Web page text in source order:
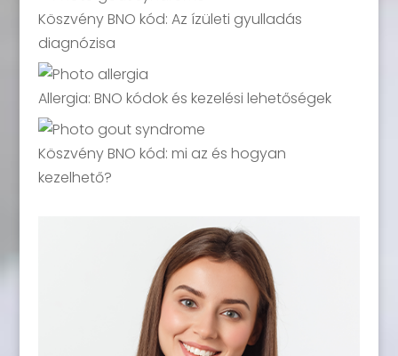
Köszvény BNO kód: Az ízületi gyulladás
diagnózisa
Allergia: BNO kódok és kezelési lehetőségek
Köszvény BNO kód: mi az és hogyan
kezelhető?